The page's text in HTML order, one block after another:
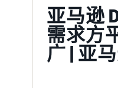
亚马逊
需求方
广 | 亚